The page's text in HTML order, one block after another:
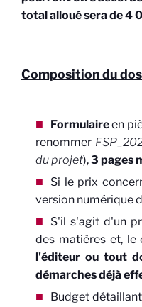
total alloué sera de 4
Composition du
Formulaireen
renommer
du projet),3 pages
Si le prix
version numérique
S'il s'agit d'un
des matières et, le
l'éditeur ou tout
démarches déjà
Budget